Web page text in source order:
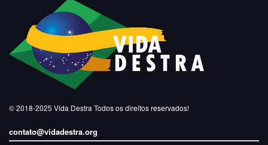
© 2018-2025 Vida Destra Todos os direitos reservados!
contato@vidadestra.org